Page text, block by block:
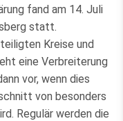
fand am 14. Juli
statt.
Kreise und
eine Verbreiterung
vor, wenn dies
von besonders
Regulär werden die